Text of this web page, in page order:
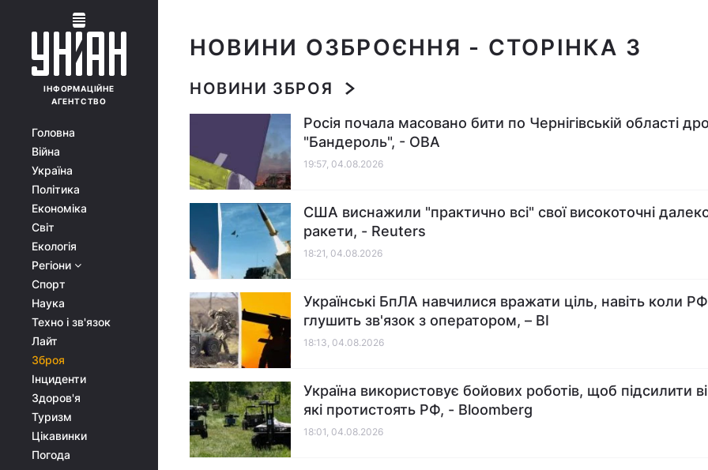
ІНФОРМАЦІЙНЕ
АГЕНТСТВО
Головна
Війна
Україна
Політика
Економіка
Світ
Екологія
Регіони
Спорт
Наука
Техно і зв'язок
Лайт
Зброя
Інциденти
Здоров'я
Туризм
Цікавинки
Погода
НОВИНИ ОЗБРОЄННЯ - СТОРІНКА 3
НОВИНИ ЗБРОЯ
Росія почала масовано бити по Чернігівській області
"Бандероль", - ОВА
19:57, 04.08.2026
США виснажили "практично всі" свої високоточні
ракети, - Reuters
18:21, 04.08.2026
Українські БпЛА навчилися вражати ціль, навіть коли РФ
глушить зв'язок з оператором, – BI
18:13, 04.08.2026
Україна використовує бойових роботів, щоб підсилити
які протистоять РФ, - Bloomberg
18:01, 04.08.2026